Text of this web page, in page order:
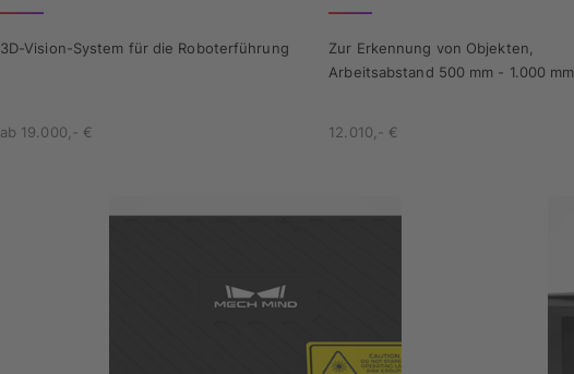
3D-Vision-System für die Roboterführung
ab 19.000,- €
Zur Erkennung von Objekten,
Arbeitsabstand 500 mm - 1.000 mm
12.010,- €